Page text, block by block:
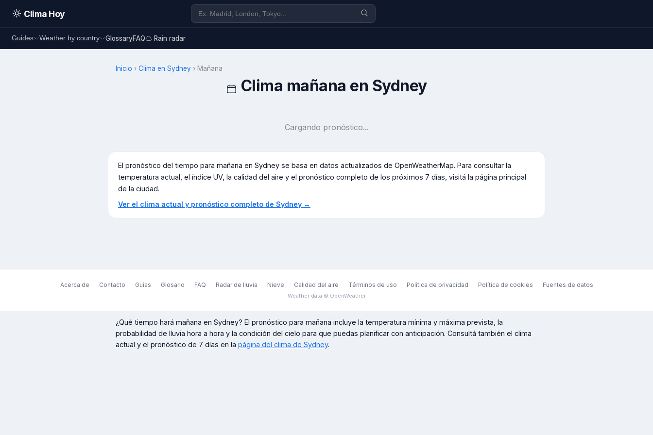
Clima Hoy
Guides Weather by country GlossaryFAQ Rain radar
Inicio › Clima en Sydney › Mañana
Clima mañana en Sydney
Cargando pronóstico...
El pronóstico del tiempo para mañana en Sydney se basa en datos actualizados de OpenWeatherMap. Para consultar la
temperatura actual, el índice UV, la calidad del aire y el pronóstico completo de los próximos 7 días, visitá la página principal
de la ciudad.
Ver el clima actual y pronóstico completo de Sydney →
Acerca de Contacto Guías Glosario FAQ Radar de lluvia Nieve Calidad del aire Términos de uso Política de privacidad Política de cookies Fuentes de datos
Weather data © OpenWeather
¿Qué tiempo hará mañana en Sydney? El pronóstico para mañana incluye la temperatura mínima y máxima prevista, la
probabilidad de lluvia hora a hora y la condición del cielo para que puedas planificar con anticipación. Consultá también el clima
actual y el pronóstico de 7 días en la página del clima de Sydney.